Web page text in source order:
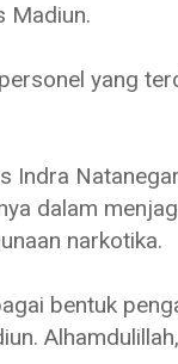
Madiun.
yang
Indra
dalam
narkotika.
bentuk